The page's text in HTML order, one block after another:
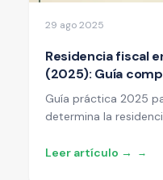
29 ago 2025
Residencia fiscal
(2025): Guía
días, el centro de
declaración de
Guía práctica 2025
determina la
habitual), cómo
Leer artículo → →